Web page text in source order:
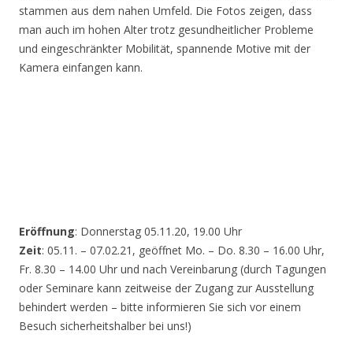
stammen aus dem nahen Umfeld. Die Fotos zeigen, dass
man auch im hohen Alter trotz gesundheitlicher Probleme
und eingeschränkter Mobilität, spannende Motive mit der
Kamera einfangen kann.
Eröffnung: Donnerstag 05.11.20, 19.00 Uhr
Zeit: 05.11. – 07.02.21, geöffnet Mo. – Do. 8.30 – 16.00 Uhr,
Fr. 8.30 – 14.00 Uhr und nach Vereinbarung (durch Tagungen
oder Seminare kann zeitweise der Zugang zur Ausstellung
behindert werden – bitte informieren Sie sich vor einem
Besuch sicherheitshalber bei uns!)